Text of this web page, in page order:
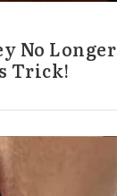
No Longer
Trick!